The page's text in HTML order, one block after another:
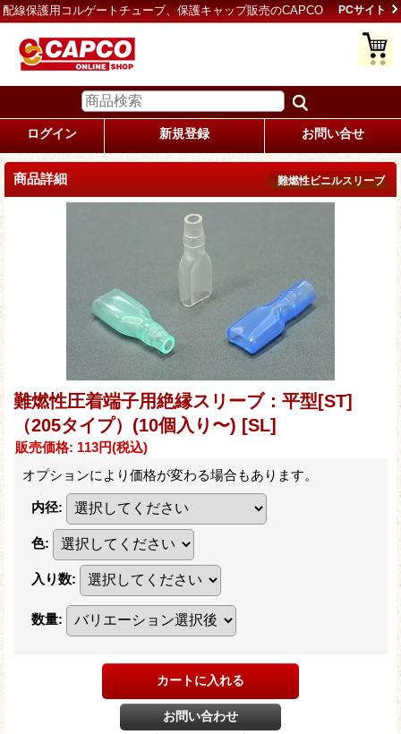
配線保護用コルゲートチューブ、保護キャップ販売のCAPCO PCサイト
ログイン 新規登録 お問い合せ
商品詳細 難燃性ビニルスリーブ
難燃性圧着端子用絶縁スリーブ：平型[ST]
（205タイプ）(10個入り〜) [SL]
販売価格: 113円(税込)
オプションにより価格が変わる場合もあります。
内径:
色:
入り数:
数量: